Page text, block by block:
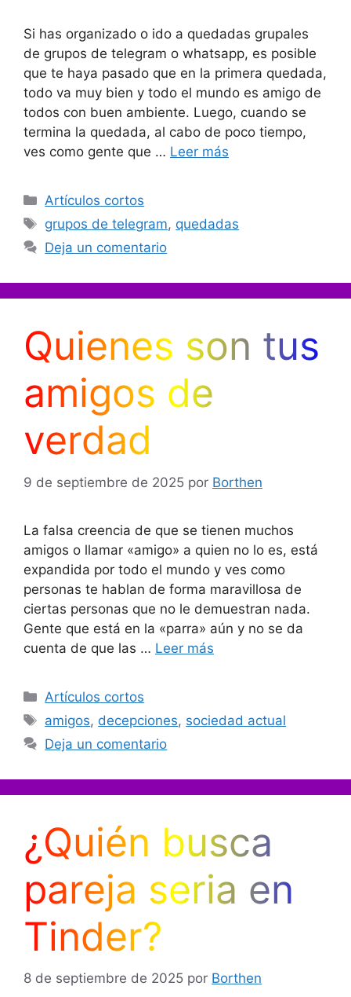
Si has organizado o ido a quedadas grupales
de grupos de telegram o whatsapp, es posible
que te haya pasado que en la primera quedada,
todo va muy bien y todo el mundo es amigo de
todos con buen ambiente. Luego, cuando se
termina la quedada, al cabo de poco tiempo,
ves como gente que … Leer más
Categorías
Artículos cortos
Etiquetas
grupos de telegram, quedadas
Deja un comentario
Quienes son tus
amigos de
verdad
9 de septiembre de 2025 por Borthen
La falsa creencia de que se tienen muchos
amigos o llamar «amigo» a quien no lo es, está
expandida por todo el mundo y ves como
personas te hablan de forma maravillosa de
ciertas personas que no le demuestran nada.
Gente que está en la «parra» aún y no se da
cuenta de que las … Leer más
Categorías
Artículos cortos
Etiquetas
amigos, decepciones, sociedad actual
Deja un comentario
¿Quién busca
pareja seria en
Tinder?
8 de septiembre de 2025 por Borthen